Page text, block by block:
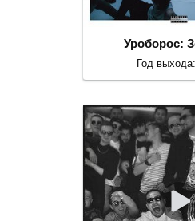
Уроборос:
Год